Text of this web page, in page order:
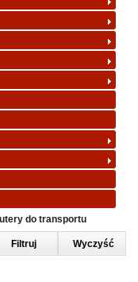
do transportu
Filtruj Wyczyść